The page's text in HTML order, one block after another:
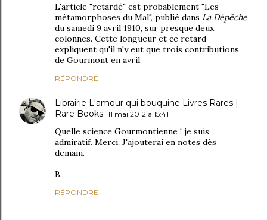
L'article "retardé" est probablement "Les
métamorphoses du Mal", publié dans La Dépêche
du samedi 9 avril 1910, sur presque deux
colonnes. Cette longueur et ce retard
expliquent qu'il n'y eut que trois contributions
de Gourmont en avril.
RÉPONDRE
Librairie L'amour qui bouquine Livres Rares |
Rare Books 11 mai 2012 à 15:41
Quelle science Gourmontienne ! je suis
admiratif. Merci. J'ajouterai en notes dès
demain.
B.
RÉPONDRE